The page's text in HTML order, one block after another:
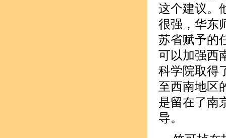
这个建议。
很强，华东
苏省赋予的
可以加强西
科学院取得
至西南地区
是留在了南
导。